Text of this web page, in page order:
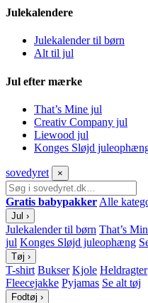
Julekalendere
Julekalender til børn
Alt til jul
Jul efter mærke
That’s Mine jul
Creativ Company jul
Liewood jul
Konges Sløjd
sovedyret ×
Gratis babypakker Alle
Jul ›
Julekalender til børn That’s
jul Konges Sløjd juleophæng
Tøj ›
T-shirt Bukser Kjole Heldragter
Fleecejakke Pyjamas Se alt tøj
Fodtøj ›